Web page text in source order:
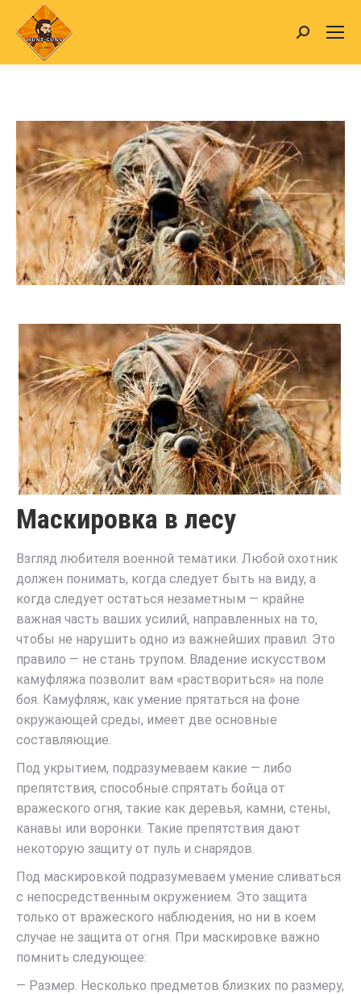
Search:
Маскировка в лесу
Взгляд любителя военной тематики. Любой охотник
должен понимать, когда следует быть на виду, а
когда следует остаться незаметным — крайне
важная часть ваших усилий, направленных на то,
чтобы не нарушить одно из важнейших правил. Это
правило — не стань трупом. Владение искусством
камуфляжа позволит вам «раствориться» на поле
боя. Камуфляж, как умение прятаться на фоне
окружающей среды, имеет две основные
составляющие.
Под укрытием, подразумеваем какие — либо
препятствия, способные спрятать бойца от
вражеского огня, такие как деревья, камни, стены,
канавы или воронки. Такие препятствия дают
некоторую защиту от пуль и снарядов.
Под маскировкой подразумеваем умение сливаться
с непосредственным окружением. Это защита
только от вражеского наблюдения, но ни в коем
случае не защита от огня. При маскировке важно
помнить следующее:
— Размер. Несколько предметов близких по размеру,